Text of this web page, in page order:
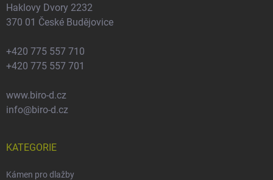
Haklovy Dvory 2232
370 01 České Budějovice
+420 775 557 710
+420 775 557 701
www.biro-d.cz
info@biro-d.cz
KATEGORIE
Kámen pro dlažby